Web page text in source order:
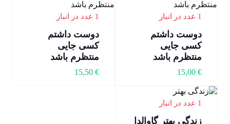
1 عدد در انبار
دوست داشتم
کسی جایی
منتظرم باشد
15,00 €
1 عدد در انبار
دوست داشتم
کسی جایی
منتظرم باشد
15,50€
1 عدد در انبار
زندگی بهتر گاوالدا